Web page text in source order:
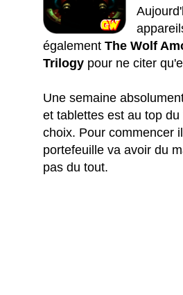
égalementThe Wolf
Trilogy pour ne citer
Une semaine
et tablettes est au top
choix. Pour commencer
portefeuille va avoir du
pas du tout.